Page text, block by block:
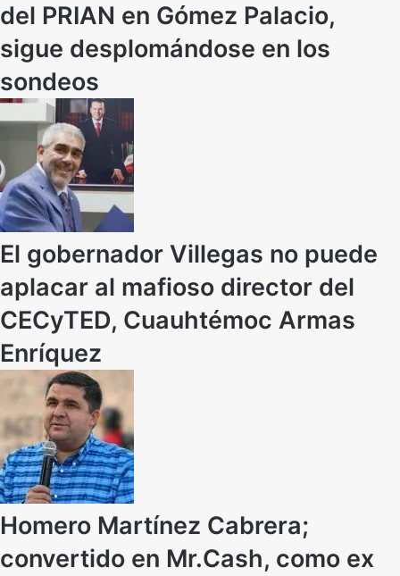
del PRIAN en Gómez Palacio,
sigue desplomándose en los
sondeos
El gobernador Villegas no puede
aplacar al mafioso director del
CECyTED, Cuauhtémoc Armas
Enríquez
Homero Martínez Cabrera;
convertido en Mr.Cash, como ex